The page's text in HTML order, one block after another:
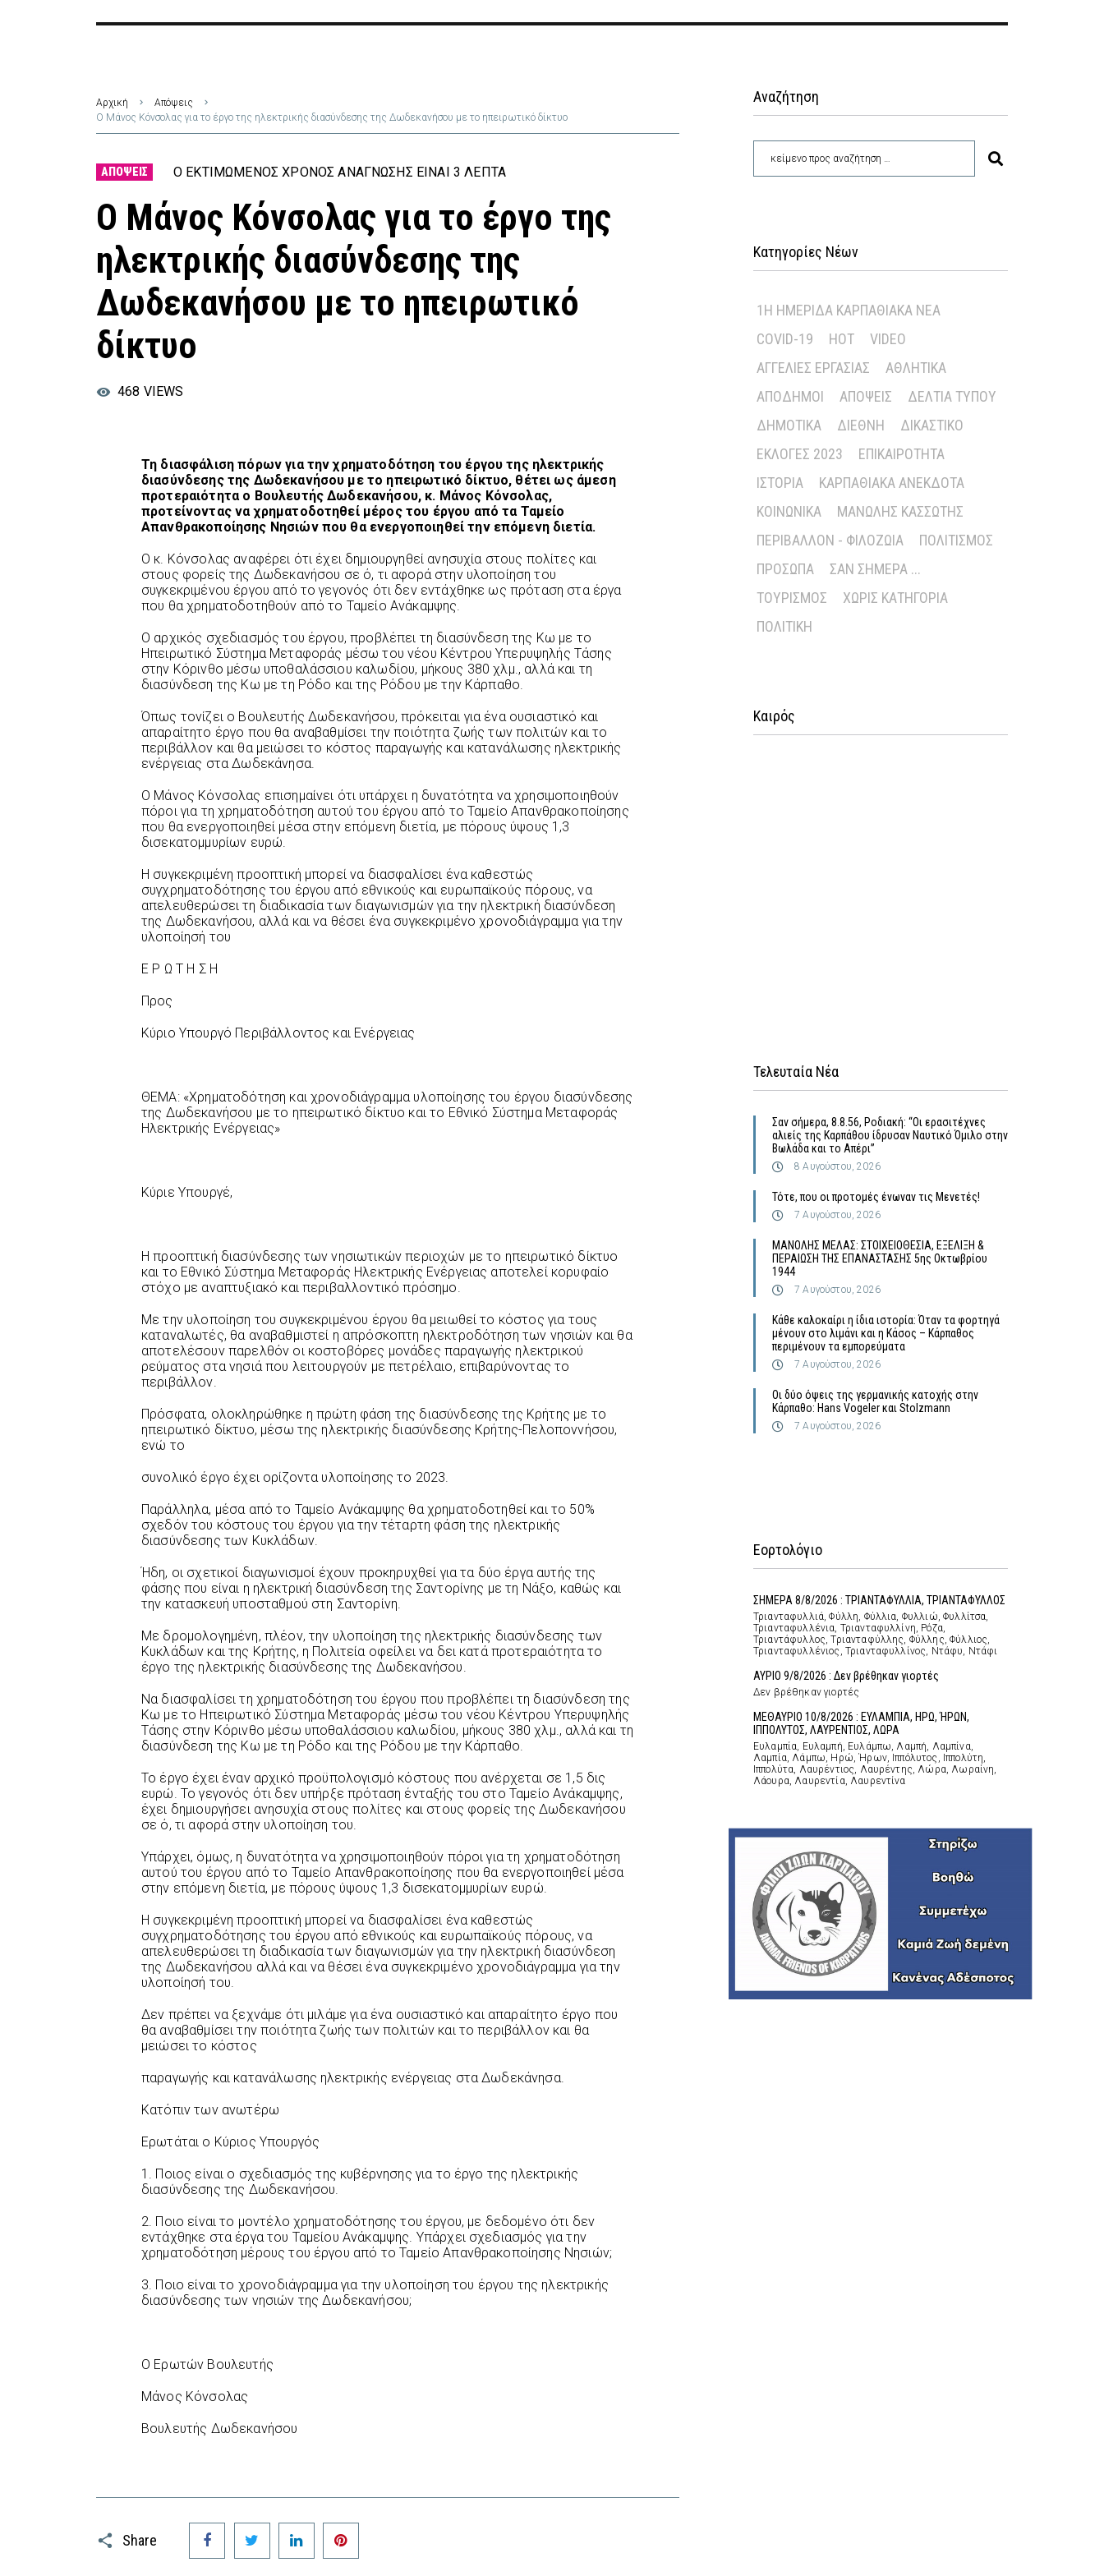
Αρχική
Απόψεις
Ο Μάνος Κόνσολας για το έργο της ηλεκτρικής διασύνδεσης της Δωδεκανήσου με το ηπειρωτικό δίκτυο
ΑΠΌΨΕΙΣ Ο ΕΚΤΙΜΏΜΕΝΟΣ ΧΡΌΝΟΣ ΑΝΆΓΝΩΣΗΣ ΕΊΝΑΙ 3 ΛΕΠΤΆ
Ο Μάνος Κόνσολας για το έργο της
ηλεκτρικής διασύνδεσης της
Δωδεκανήσου με το ηπειρωτικό
δίκτυο
468 VIEWS
Τη διασφάλιση πόρων για την χρηματοδότηση του έργου της ηλεκτρικής
διασύνδεσης της Δωδεκανήσου με το ηπειρωτικό δίκτυο, θέτει ως άμεση
προτεραιότητα ο Βουλευτής Δωδεκανήσου, κ. Μάνος Κόνσολας,
προτείνοντας να χρηματοδοτηθεί μέρος του έργου από τα Ταμείο
Απανθρακοποίησης Νησιών που θα ενεργοποιηθεί την επόμενη διετία.
Ο κ. Κόνσολας αναφέρει ότι έχει δημιουργηθεί ανησυχία στους πολίτες και
στους φορείς της Δωδεκανήσου σε ό, τι αφορά στην υλοποίηση του
συγκεκριμένου έργου από το γεγονός ότι δεν εντάχθηκε ως πρόταση στα έργα
που θα χρηματοδοτηθούν από το Ταμείο Ανάκαμψης.
Ο αρχικός σχεδιασμός του έργου, προβλέπει τη διασύνδεση της Κω με το
Ηπειρωτικό Σύστημα Μεταφοράς μέσω του νέου Κέντρου Υπερυψηλής Τάσης
στην Κόρινθο μέσω υποθαλάσσιου καλωδίου, μήκους 380 χλμ., αλλά και τη
διασύνδεση της Κω με τη Ρόδο και της Ρόδου με την Κάρπαθο.
Όπως τονίζει ο Βουλευτής Δωδεκανήσου, πρόκειται για ένα ουσιαστικό και
απαραίτητο έργο που θα αναβαθμίσει την ποιότητα ζωής των πολιτών και το
περιβάλλον και θα μειώσει το κόστος παραγωγής και κατανάλωσης ηλεκτρικής
ενέργειας στα Δωδεκάνησα.
Ο Μάνος Κόνσολας επισημαίνει ότι υπάρχει η δυνατότητα να χρησιμοποιηθούν
πόροι για τη χρηματοδότηση αυτού του έργου από το Ταμείο Απανθρακοποίησης
που θα ενεργοποιηθεί μέσα στην επόμενη διετία, με πόρους ύψους 1,3
δισεκατομμυρίων ευρώ.
Η συγκεκριμένη προοπτική μπορεί να διασφαλίσει ένα καθεστώς
συγχρηματοδότησης του έργου από εθνικούς και ευρωπαϊκούς πόρους, να
απελευθερώσει τη διαδικασία των διαγωνισμών για την ηλεκτρική διασύνδεση
της Δωδεκανήσου, αλλά και να θέσει ένα συγκεκριμένο χρονοδιάγραμμα για την
υλοποίησή του
Ε Ρ Ω Τ Η Σ Η
Προς
Κύριο Υπουργό Περιβάλλοντος και Ενέργειας
ΘΕΜΑ: «Χρηματοδότηση και χρονοδιάγραμμα υλοποίησης του έργου διασύνδεσης
της Δωδεκανήσου με το ηπειρωτικό δίκτυο και το Εθνικό Σύστημα Μεταφοράς
Ηλεκτρικής Ενέργειας»
Κύριε Υπουργέ,
Η προοπτική διασύνδεσης των νησιωτικών περιοχών με το ηπειρωτικό δίκτυο
και το Εθνικό Σύστημα Μεταφοράς Ηλεκτρικής Ενέργειας αποτελεί κορυφαίο
στόχο με αναπτυξιακό και περιβαλλοντικό πρόσημο.
Με την υλοποίηση του συγκεκριμένου έργου θα μειωθεί το κόστος για τους
καταναλωτές, θα αναβαθμιστεί η απρόσκοπτη ηλεκτροδότηση των νησιών και θα
αποτελέσουν παρελθόν οι κοστοβόρες μονάδες παραγωγής ηλεκτρικού
ρεύματος στα νησιά που λειτουργούν με πετρέλαιο, επιβαρύνοντας το
περιβάλλον.
Πρόσφατα, ολοκληρώθηκε η πρώτη φάση της διασύνδεσης της Κρήτης με το
ηπειρωτικό δίκτυο, μέσω της ηλεκτρικής διασύνδεσης Κρήτης-Πελοποννήσου,
ενώ το
συνολικό έργο έχει ορίζοντα υλοποίησης το 2023.
Παράλληλα, μέσα από το Ταμείο Ανάκαμψης θα χρηματοδοτηθεί και το 50%
σχεδόν του κόστους του έργου για την τέταρτη φάση της ηλεκτρικής
διασύνδεσης των Κυκλάδων.
Ήδη, οι σχετικοί διαγωνισμοί έχουν προκηρυχθεί για τα δύο έργα αυτής της
φάσης που είναι η ηλεκτρική διασύνδεση της Σαντορίνης με τη Νάξο, καθώς και
την κατασκευή υποσταθμού στη Σαντορίνη.
Με δρομολογημένη, πλέον, την υλοποίηση της ηλεκτρικής διασύνδεσης των
Κυκλάδων και της Κρήτης, η Πολιτεία οφείλει να δει κατά προτεραιότητα το
έργο της ηλεκτρικής διασύνδεσης της Δωδεκανήσου.
Να διασφαλίσει τη χρηματοδότηση του έργου που προβλέπει τη διασύνδεση της
Κω με το Ηπειρωτικό Σύστημα Μεταφοράς μέσω του νέου Κέντρου Υπερυψηλής
Τάσης στην Κόρινθο μέσω υποθαλάσσιου καλωδίου, μήκους 380 χλμ., αλλά και τη
διασύνδεση της Κω με τη Ρόδο και της Ρόδου με την Κάρπαθο.
Το έργο έχει έναν αρχικό προϋπολογισμό κόστους που ανέρχεται σε 1,5 δις
ευρώ. Το γεγονός ότι δεν υπήρξε πρόταση ένταξής του στο Ταμείο Ανάκαμψης,
έχει δημιουργήσει ανησυχία στους πολίτες και στους φορείς της Δωδεκανήσου
σε ό, τι αφορά στην υλοποίηση του.
Υπάρχει, όμως, η δυνατότητα να χρησιμοποιηθούν πόροι για τη χρηματοδότηση
αυτού του έργου από το Ταμείο Απανθρακοποίησης που θα ενεργοποιηθεί μέσα
στην επόμενη διετία, με πόρους ύψους 1,3 δισεκατομμυρίων ευρώ.
Η συγκεκριμένη προοπτική μπορεί να διασφαλίσει ένα καθεστώς
συγχρηματοδότησης του έργου από εθνικούς και ευρωπαϊκούς πόρους, να
απελευθερώσει τη διαδικασία των διαγωνισμών για την ηλεκτρική διασύνδεση
της Δωδεκανήσου αλλά και να θέσει ένα συγκεκριμένο χρονοδιάγραμμα για την
υλοποίησή του.
Δεν πρέπει να ξεχνάμε ότι μιλάμε για ένα ουσιαστικό και απαραίτητο έργο που
θα αναβαθμίσει την ποιότητα ζωής των πολιτών και το περιβάλλον και θα
μειώσει το κόστος
παραγωγής και κατανάλωσης ηλεκτρικής ενέργειας στα Δωδεκάνησα.
Κατόπιν των ανωτέρω
Ερωτάται ο Κύριος Υπουργός
1. Ποιος είναι ο σχεδιασμός της κυβέρνησης για το έργο της ηλεκτρικής
διασύνδεσης της Δωδεκανήσου.
2. Ποιο είναι το μοντέλο χρηματοδότησης του έργου, με δεδομένο ότι δεν
εντάχθηκε στα έργα του Ταμείου Ανάκαμψης. Υπάρχει σχεδιασμός για την
χρηματοδότηση μέρους του έργου από το Ταμείο Απανθρακοποίησης Νησιών;
3. Ποιο είναι το χρονοδιάγραμμα για την υλοποίηση του έργου της ηλεκτρικής
διασύνδεσης των νησιών της Δωδεκανήσου;
Ο Ερωτών Βουλευτής
Μάνος Κόνσολας
Βουλευτής Δωδεκανήσου
Share
Facebook Twitter LinkedIn
Αναζήτηση
Κατηγορίες Νέων
1Η ΗΜΕΡΊΔΑ ΚΑΡΠΑΘΙΑΚΆ ΝΈΑ
COVID-19
HOT
VIDEO
ΑΓΓΕΛΊΕΣ ΕΡΓΑΣΊΑΣ
ΑΘΛΗΤΙΚΆ
ΑΠΌΔΗΜΟΙ
ΑΠΌΨΕΙΣ
ΔΕΛΤΊΑ ΤΎΠΟΥ
ΔΗΜΟΤΙΚΆ
ΔΙΕΘΝΉ
ΔΙΚΑΣΤΙΚΌ
ΕΚΛΟΓΈΣ 2023
ΕΠΙΚΑΙΡΌΤΗΤΑ
ΙΣΤΟΡΊΑ
ΚΑΡΠΑΘΙΑΚΆ ΑΝΈΚΔΟΤΑ
ΚΟΙΝΩΝΙΚΆ
ΜΑΝΏΛΗΣ ΚΑΣΣΏΤΗΣ
ΠΕΡΙΒΆΛΛΟΝ - ΦΙΛΟΖΩΊΑ
ΠΟΛΙΤΙΣΜΌΣ
ΠΡΌΣΩΠΑ
ΣΑΝ ΣΉΜΕΡΑ ...
ΤΟΥΡΙΣΜΌΣ
ΧΩΡΊΣ ΚΑΤΗΓΟΡΊΑ
ΠΟΛΙΤΙΚΉ
Καιρός
Τελευταία Νέα
Σαν σήμερα, 8.8.56, Ροδιακή: “Οι ερασιτέχνες
αλιείς της Καρπάθου ίδρυσαν Ναυτικό Όμιλο στην
Βωλάδα και το Απέρι”
8 Αυγούστου, 2026
Τότε, που οι προτομές ένωναν τις Μενετές!
7 Αυγούστου, 2026
MΑΝΟΛΗΣ ΜΕΛΑΣ: ΣΤΟΙΧΕΙΟΘΕΣΙΑ, ΕΞΕΛΙΞΗ &
ΠΕΡΑΙΩΣΗ ΤΗΣ ΕΠΑΝΑΣΤΑΣΗΣ 5ης Οκτωβρίου
1944
7 Αυγούστου, 2026
Κάθε καλοκαίρι η ίδια ιστορία: Όταν τα φορτηγά
μένουν στο λιμάνι και η Κάσος – Κάρπαθος
περιμένουν τα εμπορεύματα
7 Αυγούστου, 2026
Οι δύο όψεις της γερμανικής κατοχής στην
Κάρπαθο: Hans Vogeler και Stolzmann
7 Αυγούστου, 2026
Εορτολόγιο
ΣΗΜΕΡΑ 8/8/2026 : ΤΡΙΑΝΤΑΦΥΛΛΙΑ, ΤΡΙΑΝΤΑΦΥΛΛΟΣ
Τριανταφυλλιά, Φύλλη, Φύλλια, Φυλλιώ, Φυλλίτσα,
Τριανταφυλλένια, Τριανταφυλλίνη, Ρόζα,
Τριαντάφυλλος, Τριανταφύλλης, Φύλλης, Φύλλιος,
Τριανταφυλλένιος, Τριανταφυλλίνος, Ντάφυ, Ντάφι
ΑΥΡΙΟ 9/8/2026 : Δεν βρέθηκαν γιορτές
Δεν βρέθηκαν γιορτές
ΜΕΘΑΥΡΙΟ 10/8/2026 : ΕΥΛΑΜΠΙΑ, ΗΡΩ, ΉΡΩΝ,
ΙΠΠΟΛΥΤΟΣ, ΛΑΥΡΕΝΤΙΟΣ, ΛΩΡΑ
Ευλαμπία, Ευλαμπή, Ευλάμπω, Λαμπή, Λαμπίνα,
Λαμπία, Λάμπω, Ηρώ, Ήρων, Ιππόλυτος, Ιππολύτη,
Ιππολύτα, Λαυρέντιος, Λαυρέντης, Λώρα, Λωραίνη,
Λάουρα, Λαυρεντία, Λαυρεντίνα